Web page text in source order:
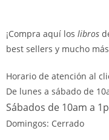
¡Compra aquí los libros
best sellers y mucho
Horario de atención al
De lunes a sábado de
Sábados de 10am a
Domingos: Cerrado